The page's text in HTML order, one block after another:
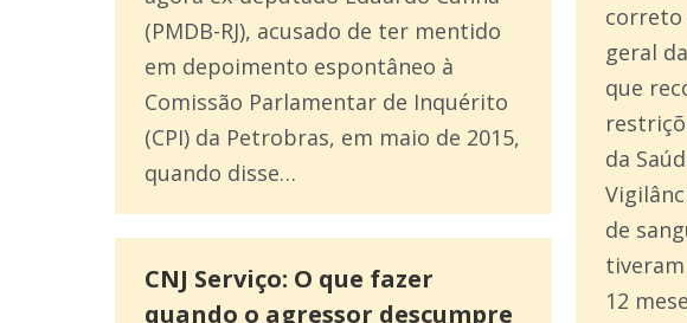
(PMDB-RJ), acusado de ter mentido
em depoimento espontâneo à
Comissão Parlamentar de Inquérito
(CPI) da Petrobras, em maio de 2015,
quando disse…
correto
geral
que
da
de
12
CNJ Serviço: O que fazer
quando o agressor descumpre